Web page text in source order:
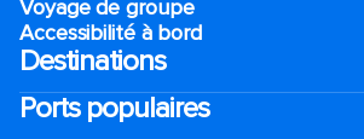
Voyage de groupe​
Accessibilité à bord​
Destinations
Ports populaires